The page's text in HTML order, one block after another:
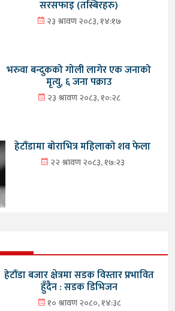
सरसफाइ (तस्बिरहरु)
२३ श्रावण २०८३, १४:१७
भरुवा बन्दुकको गोली लागेर एक जनाको
मृत्यु, ६ जना पक्राउ
२३ श्रावण २०८३, १०:२८
हेटौंडामा बोराभित्र महिलाको शव फेला
२२ श्रावण २०८३, १७:२३
हेटौंडा बजार क्षेत्रमा सडक विस्तार प्रभावित
हुँदैन : सडक डिभिजन
१० श्रावण २०८०, १४:३८